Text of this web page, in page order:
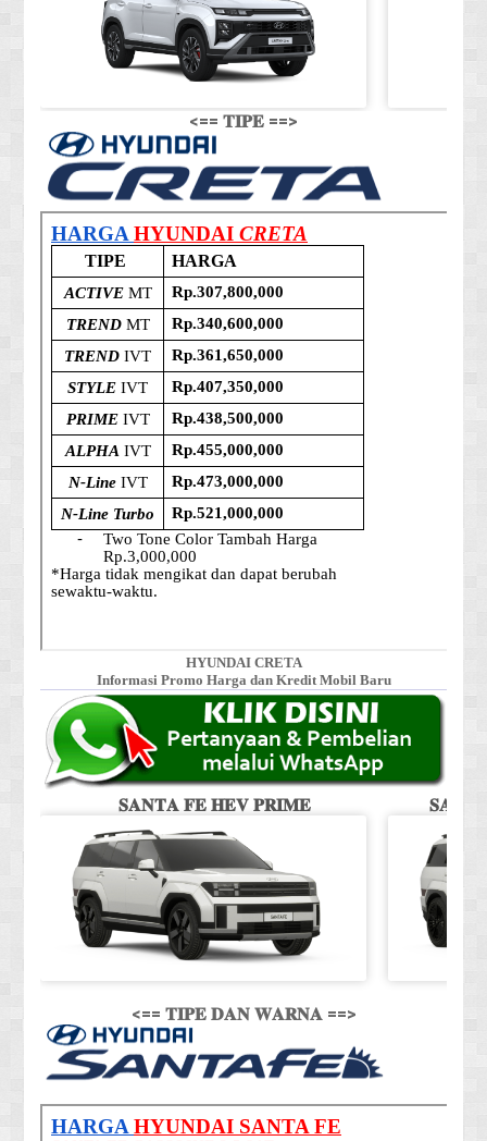
<== 𝐓𝐈𝐏𝐄 ==>
HYUNDAI CRETA
Informasi Promo Harga dan Kredit Mobil Baru
𝐒𝐀𝐍𝐓𝐀 𝐅𝐄 𝐇𝐄𝐕 𝐏𝐑𝐈𝐌𝐄
<== 𝐓𝐈𝐏𝐄 𝐃𝐀𝐍 𝐖𝐀𝐑𝐍𝐀 ==>